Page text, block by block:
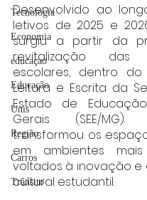
Tecnologia
Economia
educaçao
Educação
Unis
Região
Carros
Trânsito
Desenvolvido ao
letivos de 2025 e
surgiu a partir da
revitalização das
escolares, dentro
Leitura e Escrita da
Estado de
Gerais (SEE/
transformou os
em ambientes mais
voltados à inovação
cultural estudantil.